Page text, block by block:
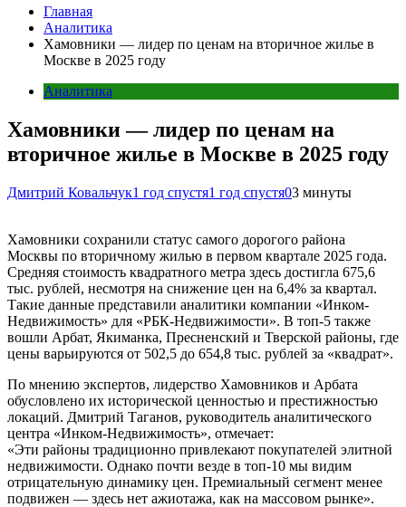
Главная
Аналитика
Хамовники — лидер по ценам на вторичное жилье в
Москве в 2025 году
Аналитика
Хамовники — лидер по ценам на
вторичное жилье в Москве в 2025 году
Дмитрий Ковальчук1 год спустя1 год спустя03 минуты
Хамовники сохранили статус самого дорогого района
Москвы по вторичному жилью в первом квартале 2025 года.
Средняя стоимость квадратного метра здесь достигла 675,6
тыс. рублей, несмотря на снижение цен на 6,4% за квартал.
Такие данные представили аналитики компании «Инком-
Недвижимость» для «РБК-Недвижимости». В топ-5 также
вошли Арбат, Якиманка, Пресненский и Тверской районы, где
цены варьируются от 502,5 до 654,8 тыс. рублей за «квадрат».
По мнению экспертов, лидерство Хамовников и Арбата
обусловлено их исторической ценностью и престижностью
локаций. Дмитрий Таганов, руководитель аналитического
центра «Инком-Недвижимость», отмечает:
«Эти районы традиционно привлекают покупателей элитной
недвижимости. Однако почти везде в топ-10 мы видим
отрицательную динамику цен. Премиальный сегмент менее
подвижен — здесь нет ажиотажа, как на массовом рынке».